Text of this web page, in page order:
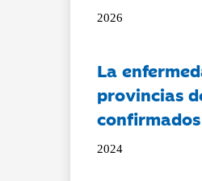
2026
La
provincias
confirmados
2024